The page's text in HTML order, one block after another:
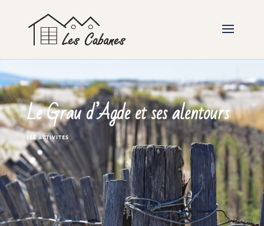
Le Grau d’Agde et ses alentours
LES ACTIVITES